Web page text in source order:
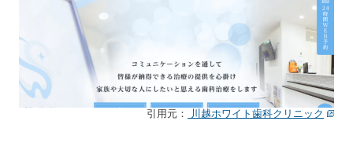
引用元： 川越ホワイト歯科クリニック